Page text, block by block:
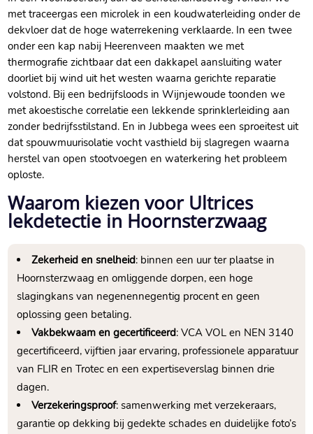
met traceergas een microlek in een koudwaterleiding onder de
dekvloer dat de hoge waterrekening verklaarde. In een twee
onder een kap nabij Heerenveen maakten we met
thermografie zichtbaar dat een dakkapel aansluiting water
doorliet bij wind uit het westen waarna gerichte reparatie
volstond. Bij een bedrijfsloods in Wijnjewoude toonden we
met akoestische correlatie een lekkende sprinklerleiding aan
zonder bedrijfsstilstand. En in Jubbega wees een sproeitest uit
dat spouwmuurisolatie vocht vasthield bij slagregen waarna
herstel van open stootvoegen en waterkering het probleem
oploste.
Waarom kiezen voor Ultrices
lekdetectie in Hoornsterzwaag
Zekerheid en snelheid: binnen een uur ter plaatse in
Hoornsterzwaag en omliggende dorpen, een hoge
slagingkans van negenennegentig procent en geen
oplossing geen betaling.
Vakbekwaam en gecertificeerd: VCA VOL en NEN 3140
gecertificeerd, vijftien jaar ervaring, professionele apparatuur
van FLIR en Trotec en een expertiseverslag binnen drie
dagen.
Verzekeringsproof: samenwerking met verzekeraars,
garantie op dekking bij gedekte schades en duidelijke foto’s